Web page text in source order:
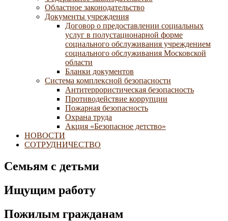
Областное законодательство
Документы учреждения
Договор о предоставлении социальных
услуг в полустационарной форме
социального обслуживания учреждением
социального обслуживания Московской
области
Бланки документов
Система комплексной безопасности
Антитеррористическая безопасность
Противодействие коррупции
Пожарная безопасность
Охрана труда
Акция «Безопасное детство»
НОВОСТИ
СОТРУДНИЧЕСТВО
Семьям с детьми
Ищущим работу
Пожилым гражданам